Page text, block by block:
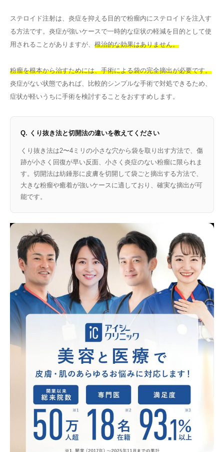
ステロイド注射は、炎症を抑える目的で粉瘤内にステロイドを注入す
る方法です。炎症が強いケースで一時的な症状の軽減を目的として使
用されることがありますが、 根治的な効果はありません。
粉瘤を根本から治すためには、手術による袋の完全摘出が必要です。
炎症がない状態であれば、比較的シンプルな手術で対処できるため、
症状が軽いうちに手術を検討することをおすすめします。
Q. くり抜き法と切開法の違いを教えてください
くり抜き法は2〜4ミリの小さな穴から袋を取り出す方法で、傷
跡が小さく回復が早い反面、小さく炎症のない粉瘤に限られま
す。切開法は紡錘形に皮膚を切開して袋ごと摘出する方法で、
大きな粉瘤や癒着が強いケースに適しており、確実な摘出が可
能です。